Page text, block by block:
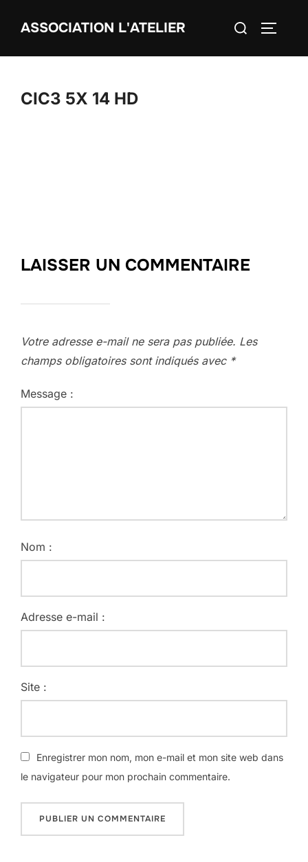
ASSOCIATION L'ATELIER Rechercher :
CIC3 5X 14 HD
LAISSER UN COMMENTAIRE
Votre adresse e-mail ne sera pas publiée. Les
champs obligatoires sont indiqués avec *
Message :
Nom :
Adresse e-mail :
Site :
Enregistrer mon nom, mon e-mail et mon site web dans
le navigateur pour mon prochain commentaire.